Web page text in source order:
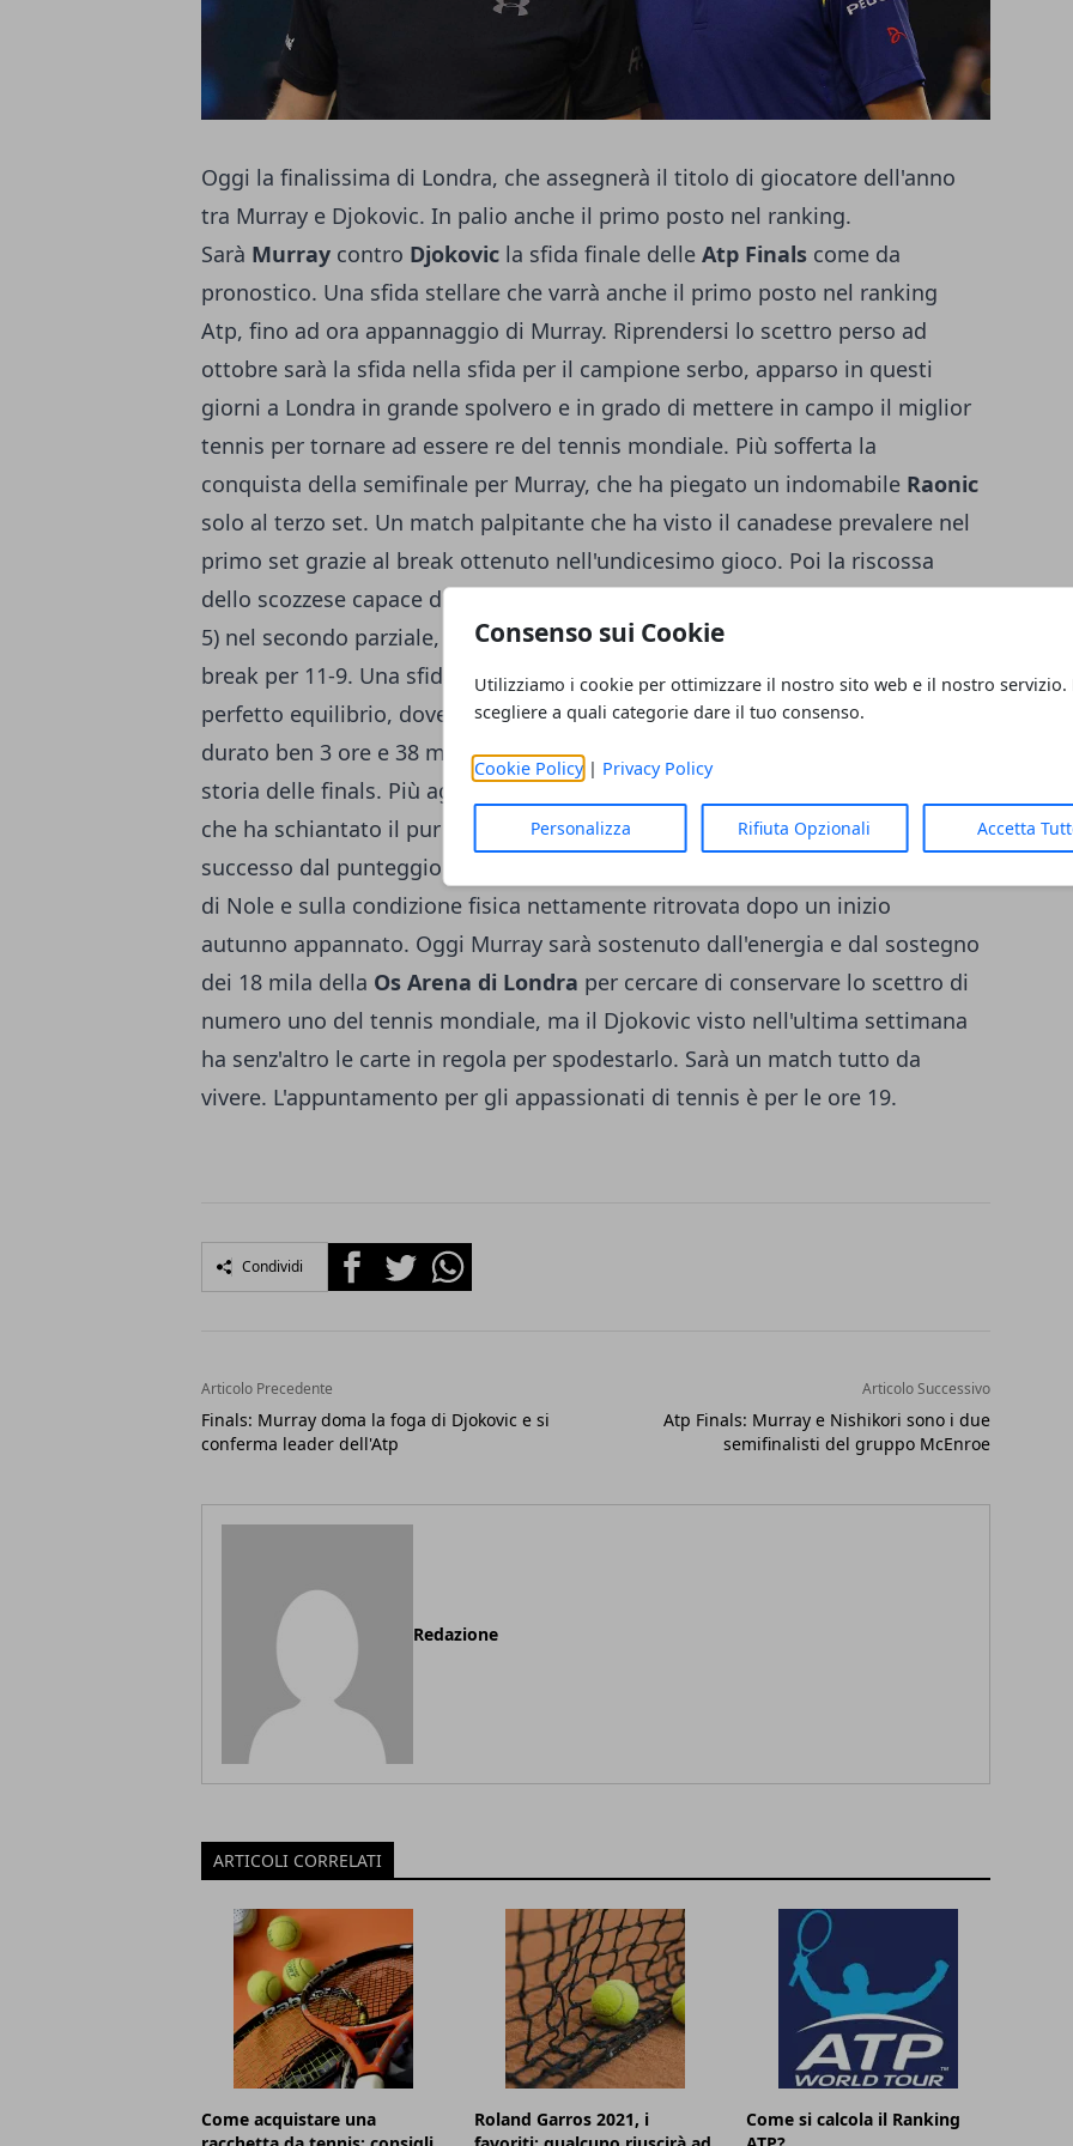
Consenso sui Cookie
Utilizziamo i cookie per ottimizzare il nostro sito web e il nostro servizio.
scegliere a quali categorie dare il tuo consenso.
Cookie Policy| Privacy Policy
Personalizza Rifiuta Opzionali Accetta
Oggi la finalissima di Londra, che assegnerà il titolo di giocatore dell'anno
tra Murray e Djokovic. In palio anche il primo posto nel ranking.
Sarà Murray contro Djokovic la sfida finale delle Atp Finals come da
pronostico. Una sfida stellare che varrà anche il primo posto nel ranking
Atp, fino ad ora appannaggio di Murray. Riprendersi lo scettro perso ad
ottobre sarà la sfida nella sfida per il campione serbo, apparso in questi
giorni a Londra in grande spolvero e in grado di mettere in campo il miglior
tennis per tornare ad essere re del tennis mondiale. Più sofferta la
conquista della semifinale per Murray, che ha piegato un indomabile Raonic
solo al terzo set. Un match palpitante che ha visto il canadese prevalere nel
primo set grazie al break ottenuto nell'undicesimo gioco. Poi la riscossa
dello scozzese capace di aggiudicarsi un emozionante tie break (vinto per 7-
5) nel secondo parziale, per poi ripetersi nel terzo set vincendo ancora al tie
break per 11-9. Una sfida vissuta sempre e costantemente sul filo di un
perfetto equilibrio, dove il fattore servizio è stato preponderante. Un match
durato ben 3 ore e 38 minuti, che rappresenta l'incontro più lungo nella
storia delle finals. Più agevole il compito in semifinale per Novak Djokovic
che ha schiantato il pur quotato avverario,
Kei Nishikori,per 6-1 6-1. Un
successo dal punteggio eloquente che la dice lunga sullo strapotere tecnico
di Nole e sulla condizione fisica nettamente ritrovata dopo un inizio
autunno appannato. Oggi Murray sarà sostenuto dall'energia e dal sostegno
dei 18 mila della Os Arena di Londra per cercare di conservare lo scettro di
numero uno del tennis mondiale, ma il Djokovic visto nell'ultima settimana
ha senz'altro le carte in regola per spodestarlo. Sarà un match tutto da
vivere. L'appuntamento per gli appassionati di tennis è per le ore 19.
Condividi FacebookTwitterWhatsapp
Articolo Precedente
Finals: Murray doma la foga di Djokovic e si
conferma leader dell'Atp
Articolo Successivo
Atp Finals: Murray e Nishikori sono i due
semifinalisti del gruppo McEnroe
Redazione
ARTICOLI CORRELATI
Come acquistare una
Roland Garros 2021, i
Come si calcola il Ranking